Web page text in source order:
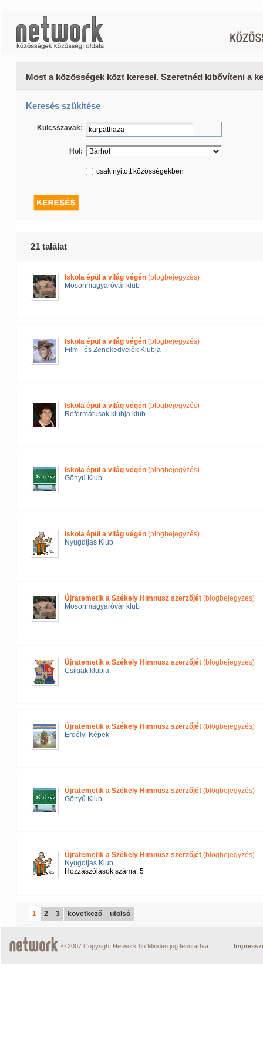
Most a közösségek közt keresel. Szeretnéd kibővíteni a
Keresés szűkítése
Kulcsszavak:
Hol:
csak nyitott közösségekben
21 találat
Iskola épül a világ végén (blogbejegyzés)
Mosonmagyaróvár klub
Iskola épül a világ végén (blogbejegyzés)
Film - és Zenekedvelők Klubja
Iskola épül a világ végén (blogbejegyzés)
Reformátusok klubja klub
Iskola épül a világ végén (blogbejegyzés)
Gönyű Klub
Iskola épül a világ végén (blogbejegyzés)
Nyugdíjas Klub
Újratemetik a Székely Himnusz szerzőjét (blogbejegyzés)
Mosonmagyaróvár klub
Újratemetik a Székely Himnusz szerzőjét (blogbejegyzés)
Csikiak klubja
Újratemetik a Székely Himnusz szerzőjét (blogbejegyzés)
Erdélyi Képek
Újratemetik a Székely Himnusz szerzőjét (blogbejegyzés)
Gönyű Klub
Újratemetik a Székely Himnusz szerzőjét (blogbejegyzés)
Nyugdíjas Klub
Hozzászólások száma: 5
1 2 3 következő utolsó
© 2007 Copyright Network.hu Minden jog fenntartva.